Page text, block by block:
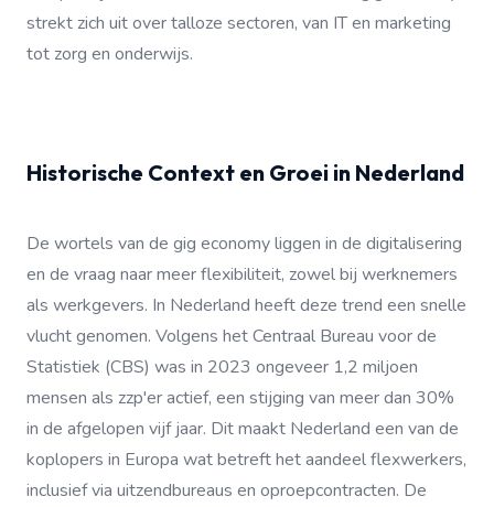
strekt zich uit over talloze sectoren, van IT en marketing
tot zorg en onderwijs.
Historische Context en Groei in Nederland
De wortels van de gig economy liggen in de digitalisering
en de vraag naar meer flexibiliteit, zowel bij werknemers
als werkgevers. In Nederland heeft deze trend een snelle
vlucht genomen. Volgens het Centraal Bureau voor de
Statistiek (CBS) was in 2023 ongeveer 1,2 miljoen
mensen als zzp'er actief, een stijging van meer dan 30%
in de afgelopen vijf jaar. Dit maakt Nederland een van de
koplopers in Europa wat betreft het aandeel flexwerkers,
inclusief via uitzendbureaus en oproepcontracten. De